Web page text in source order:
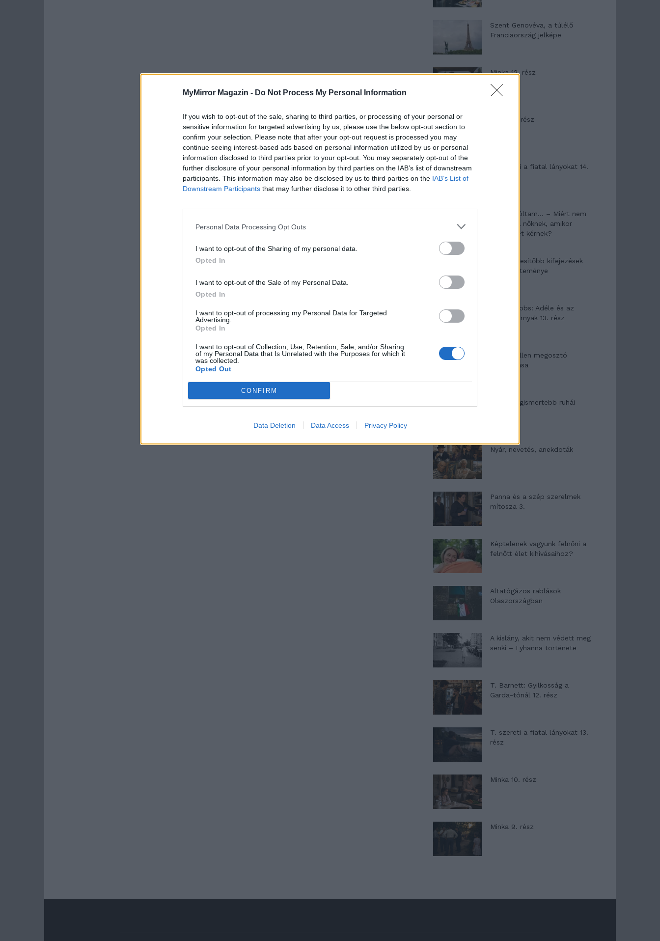
MyMirror Magazin - Do Not Process My Personal Information
If you wish to opt-out of the sale, sharing to third parties, or processing of your personal or
sensitive information for targeted advertising by us, please use the below opt-out section to
confirm your selection. Please note that after your opt-out request is processed you may
continue seeing interest-based ads based on personal information utilized by us or personal
information disclosed to third parties prior to your opt-out. You may separately opt-out of the
further disclosure of your personal information by third parties on the IAB’s list of downstream
participants. This information may also be disclosed by us to third parties on the IAB’s List of
Downstream Participants that may further disclose it to other third parties.
Personal Data Processing Opt Outs
I want to opt-out of the Sharing of my personal data.
Opted In
I want to opt-out of the Sale of my Personal Data.
Opted In
I want to opt-out of processing my Personal Data for Targeted
Advertising.
Opted In
I want to opt-out of Collection, Use, Retention, Sale, and/or Sharing
of my Personal Data that Is Unrelated with the Purposes for which it
was collected.
Opted Out
CONFIRM
Data Deletion Data Access Privacy Policy
Szent Genovéva, a túlélő
Franciaország jelképe
Minka 12. rész
Minka 11. rész
T. szereti a fiatal lányokat 14.
Pedig szóltam… – Miért nem
hiszünk a nőknek, amikor
segítséget kérnek?
A legidegesítőbb kifejezések
laza gyűjteménye
Elyna Robbs: Adéle és az
örökölt árnyak 13. rész
Woody Allen megosztó
zsenialitása
A világ legismertebb ruhái
Nyár, nevetés, anekdoták
Panna és a szép szerelmek
mítosza 3.
Képtelenek vagyunk felnőni a
felnőtt élet kihívásaihoz?
Altatógázos rablások
Olaszországban
A kislány, akit nem védett meg
senki – Lyhanna története
T. Barnett: Gyilkosság a
Garda-tónál 12. rész
T. szereti a fiatal lányokat 13.
rész
Minka 10. rész
Minka 9. rész